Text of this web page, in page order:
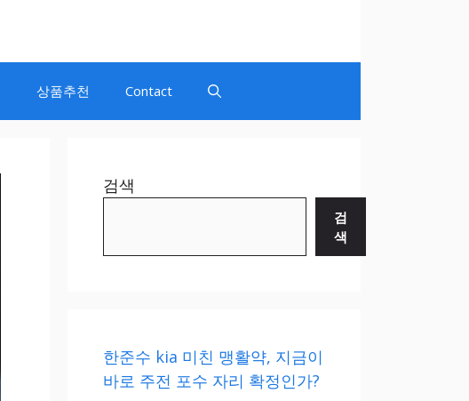
상품추천 Contact
검색
검
색
한준수 kia 미친 맹활약, 지금이
바로 주전 포수 자리 확정인가?